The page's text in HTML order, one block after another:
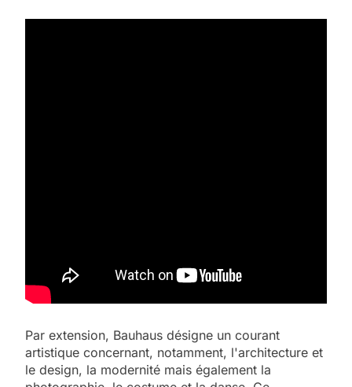
Par extension, Bauhaus désigne un courant
artistique concernant, notamment, l'architecture et
le design, la modernité mais également la